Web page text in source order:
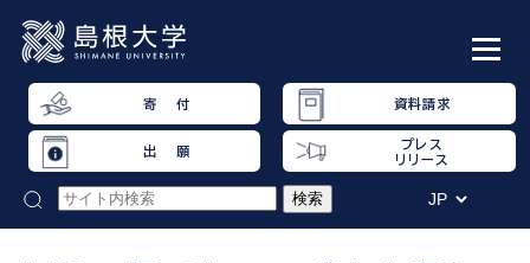
寄 付 資料請求
出 願
プレス
リリース